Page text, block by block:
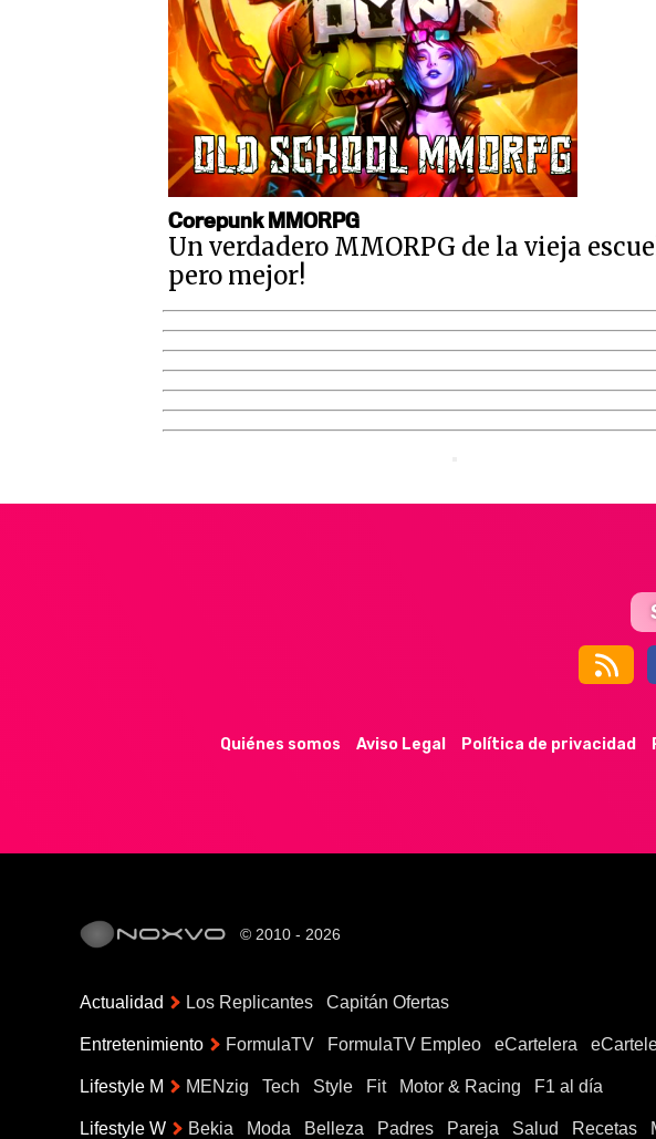
Corepunk MMORPG
Un verdadero MMORPG de la vieja
pero mejor!
Quiénes somos Aviso Legal Política de privacidad
© 2010 - 2026
Actualidad Los Replicantes Capitán Ofertas
Entretenimiento FormulaTV FormulaTV Empleo eCartelera
Lifestyle M MENzig Tech Style Fit Motor & Racing F1 al día
Lifestyle W Bekia Moda Belleza Padres Pareja Salud Recetas